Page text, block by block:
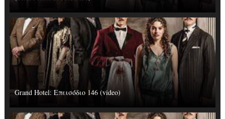
Grand Hotel: Επεισόδιο 146 (video)